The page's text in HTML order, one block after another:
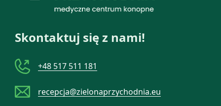
Skontaktuj się z nami!
+48 517 511 181
recepcja@zielonaprzychodnia.eu